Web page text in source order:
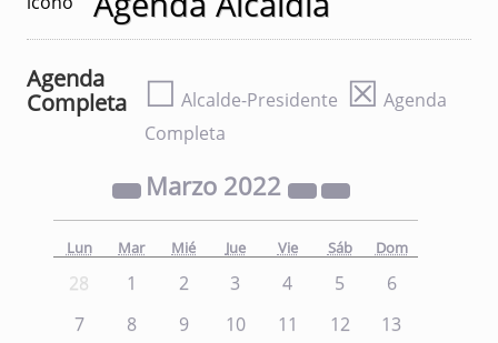
Agenda
Completa
☐ Alcalde-Presidente ☒ Agenda
Completa
Marzo 2022
Lun Mar Mié Jue Vie Sáb Dom
28 1 2 3 4 5
6
7
8 9 10 11 12
13